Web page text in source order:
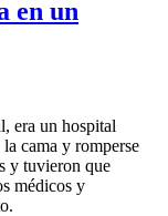
en un
era un hospital
cama y romperse
y tuvieron que
médicos y